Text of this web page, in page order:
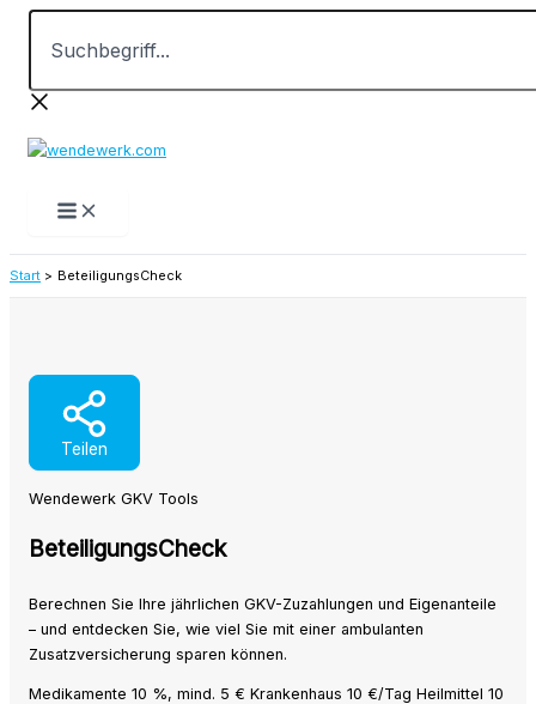
Suchbegriff...
Start BeteiligungsCheck
Teilen
Wendewerk GKV Tools
BeteiligungsCheck
Berechnen Sie Ihre jährlichen GKV-Zuzahlungen und Eigenanteile
– und entdecken Sie, wie viel Sie mit einer ambulanten
Zusatzversicherung sparen können.
Medikamente 10 %, mind. 5 € Krankenhaus 10 €/Tag Heilmittel 10